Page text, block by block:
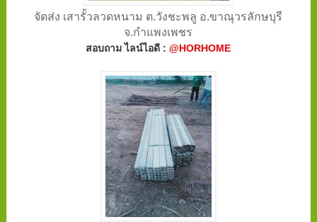
จัดส่ง เสารั้วลวดหนาม ต.วังชะพลู อ.ขาณุวรลักษบุรี
จ.กำแพงเพชร
สอบถาม ไลน์ไอดี :@HORHOME